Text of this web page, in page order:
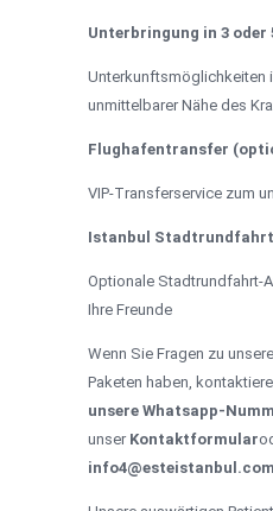
Unterbringung in 3 oder
Unterkunftsmöglichkeiten
unmittelbarer Nähe des
Flughafentransfer
VIP-Transferservice zum
Istanbul
Optionale Stadtrundfahrt-
Ihre Freunde
Wenn Sie Fragen zu
Paketen haben,
unsere Whatsapp-
unser Kontaktformular